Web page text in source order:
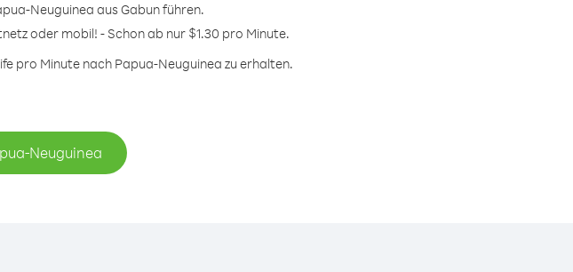
Neuguinea aus Gabun führen.
oder mobil! - Schon ab nur $1.30 pro Minute.
pro Minute nach Papua-Neuguinea zu erhalten.
Neuguinea